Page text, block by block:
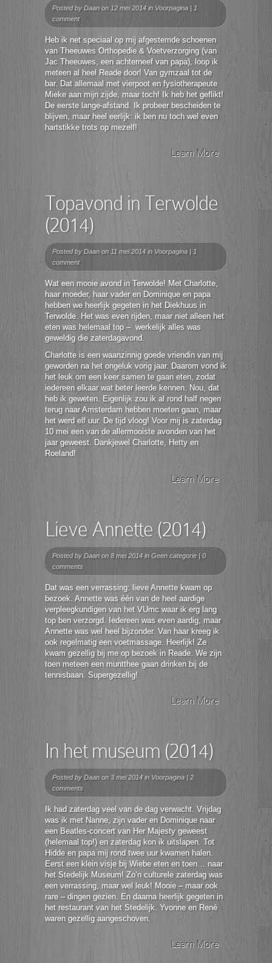
Posted by Daan on 12 mei 2014 in Voorpagina | 1
comment
Heb ik net speciaal op mij afgestemde schoenen
van Theeuwes Orthopedie & Voetverzorging (van
Jac Theeuwes, een achterneef van papa), loop ik
meteen al heel Reade door! Van gymzaal tot de
bar. Dat allemaal met vierpoot en fysiotherapeute
Mieke aan mijn zijde, maar toch! Ik heb het geflikt!
De eerste lange-afstand. Ik probeer bescheiden te
blijven, maar heel eerlijk: ik ben nu toch wel even
hartstikke trots op mezelf!
Learn More
Topavond in Terwolde
(2014)
Posted by Daan on 11 mei 2014 in Voorpagina| 1
comment
Wat een mooie avond in Terwolde! Met Charlotte,
haar moeder, haar vader en Dominique en papa
hebben we heerlijk gegeten in het Diekhuus in
Terwolde. Het was even rijden, maar niet alleen het
eten was helemaal top – werkelijk alles was
geweldig die zaterdagavond.
Charlotte is een waanzinnig goede vriendin van mij
geworden na het ongeluk vorig jaar. Daarom vond ik
het leuk om een keer samen te gaan eten, zodat
iedereen elkaar wat beter leerde kennen. Nou, dat
heb ik geweten. Eigenlijk zou ik al rond half negen
terug naar Amsterdam hebben moeten gaan, maar
het werd elf uur. De tijd vloog! Voor mij is zaterdag
10 mei een van de allermooiste avonden van het
jaar geweest. Dankjewel Charlotte, Hetty en
Roeland!
Learn More
Lieve Annette (2014)
Posted by Daan on 8 mei 2014 in Geen categorie | 0
comments
Dat was een verrassing: lieve Annette kwam op
bezoek. Annette was één van de heel aardige
verpleegkundigen van het VUmc waar ik erg lang
top ben verzorgd. Iedereen was even aardig, maar
Annette was wel heel bijzonder. Van haar kreeg ik
ook regelmatig een voetmassage. Heerlijk! Ze
kwam gezellig bij me op bezoek in Reade. We zijn
toen meteen een muntthee gaan drinken bij de
tennisbaan. Supergezellig!
Learn More
In het museum (2014)
Posted by Daan on 3 mei 2014 in Voorpagina | 2
comments
Ik had zaterdag veel van de dag verwacht. Vrijdag
was ik met Nanne, zijn vader en Dominique naar
een Beatles-concert van Her Majesty geweest
(helemaal top!) en zaterdag kon ik uitslapen. Tot
Hidde en papa mij rond twee uur kwamen halen.
Eerst een klein visje bij Wiebe eten en toen… naar
het Stedelijk Museum! Zo’n culturele zaterdag was
een verrassing, maar wel leuk! Mooie – maar ook
rare – dingen gezien. En daarna heerlijk gegeten in
het restaurant van het Stedelijk. Yvonne en René
waren gezellig aangeschoven.
Learn More